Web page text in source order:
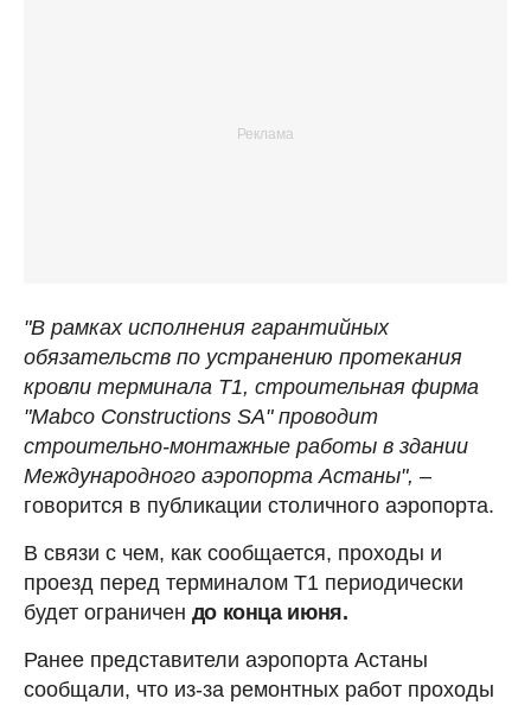
"В рамках исполнения гарантийных
обязательств по устранению протекания
кровли терминала Т1, строительная фирма
"Mabco Constructions SA" проводит
строительно-монтажные работы в здании
Международного аэропорта Астаны", –
говорится в публикации столичного аэропорта.
В связи с чем, как сообщается, проходы и
проезд перед терминалом Т1 периодически
будет ограничен до конца июня.
Ранее представители аэропорта Астаны
сообщали, что из-за ремонтных работ проходы